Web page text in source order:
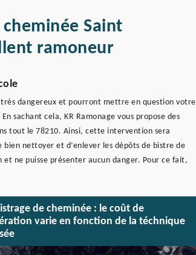
Saint
ramoneur
dangereux et pourront mettre en question votre
sachant cela, KR Ramonage vous propose des
tout le 78210. Ainsi, cette intervention sera
nettoyer et d’enlever les dépôts de bistre de
ne puisse présenter aucun danger. Pour ce fait,
de cheminée : le coût de
varie en fonction de la téchnique